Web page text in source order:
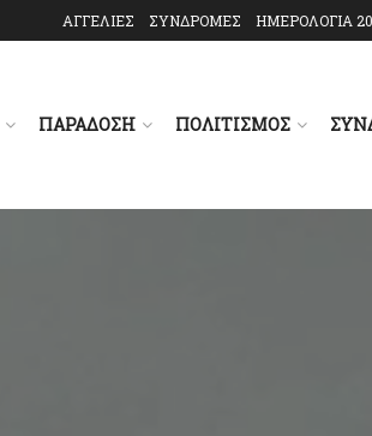
ΑΓΓΕΛΙΕΣ ΣΥΝΔΡΟΜΕΣ ΗΜΕΡΟΛΟΓΙΑ
ΠΑΡΑΔΟΣΗ ΠΟΛΙΤΙΣΜΟΣ